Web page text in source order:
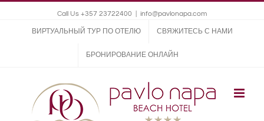
Call Us +357 23722400 info@pavlonapa.com
ВИРТУАЛЬНЫЙ ТУР ПО ОТЕЛЮ СВЯЖИТЕСЬ С НАМИ
БРОНИРОВАНИЕ ОНЛАЙН